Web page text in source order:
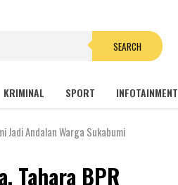
SEARCH
KRIMINAL SPORT INFOTAINMENT
Jadi Andalan Warga Sukabumi
Tahara BPR